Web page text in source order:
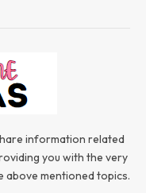
information related
you with the very
mentioned topics.